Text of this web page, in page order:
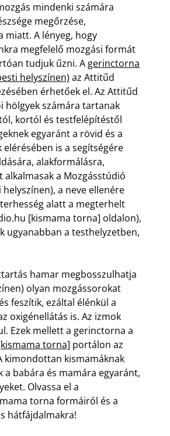
mindenki számára
megőrzése,
miatt. A lényeg, hogy
megfelelő mozgási formát
tudjuk űzni. A gerinctorna
helyszínen) az Attitűd
érhetőek el. Az Attitűd
hölgyek számára tartanak
kortól és testfelépítéstől
egyaránt a rövid és a
is a segítségére
alakformálásra,
a Mozgásstúdió
a neve ellenére
alatt a megterhelt
[kismama torna] oldalon),
ugyanabban a testhelyzetben,
hamar megbosszulhatja
olyan mozgássorokat
feszítik, ezáltal élénkül a
oxigénellátás is. Az izmok
Ezek mellett a gerinctorna a
torna] portálon az
kimondottan kismamáknak
babára és mamára egyaránt,
Olvassa el a
torna formáiról és a
hátfájdalmakra!